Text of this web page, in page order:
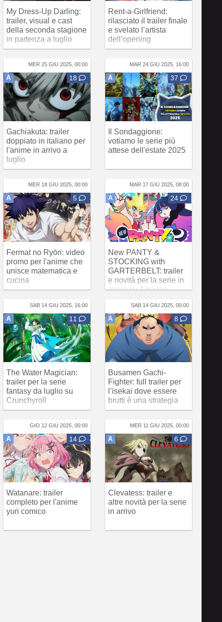
My Dress-Up Darling:
trailer, visual e cast
della seconda stagione
in partenza a luglio
Rent-a-Girlfriend:
rilasciato il trailer finale
e svelato l’artista
dell’opening
MER 25 GIU 2025, 00:00
A 18
Gachiakuta: trailer
doppiato in italiano per
l'anime in arrivo a
luglio
MAR 24 GIU 2025, 16:00
A 37
Il Sondaggione:
votiamo le serie più
attese dell'estate 2025
MER 18 GIU 2025, 00:00
A 5
Fermat no Ryōri: video
promo per l'anime che
unisce matematica e
cucina
MAR 17 GIU 2025, 08:00
A 24
New PANTY &
STOCKING with
GARTERBELT: trailer
e novità per la serie in
arrivo su Amazon
SAB 14 GIU 2025, 16:00
A 11
The Water Magician:
trailer per la serie
fantasy da luglio su
Crunchyroll
SAB 14 GIU 2025, 00:00
A 8
Busamen Gachi-
Fighter: full trailer per
l’isekai dove essere
brutti è una strategia
GIO 12 GIU 2025, 00:00
A 14
Watanare: trailer
completo per l'anime
yuri comico
MER 11 GIU 2025, 00:00
A 6
Clevatess: trailer e
altre novità per la serie
in arrivo